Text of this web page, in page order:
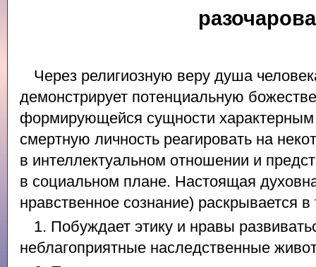
Через религиозную веру душа
демонстрирует потенциальную
формирующейся сущности характерным
смертную личность реагировать на
в интеллектуальном отношении и
в социальном плане. Настоящая
нравственное сознание) раскрывается
1. Побуждает этику и нравы
неблагоприятные наследственные